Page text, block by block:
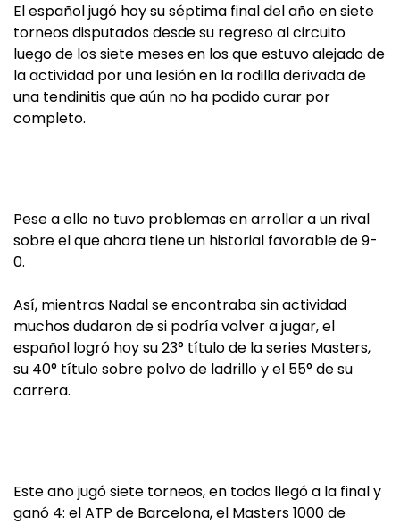
El español jugó hoy su séptima final del año en siete
torneos disputados desde su regreso al circuito
luego de los siete meses en los que estuvo alejado de
la actividad por una lesión en la rodilla derivada de
una tendinitis que aún no ha podido curar por
completo.
Pese a ello no tuvo problemas en arrollar a un rival
sobre el que ahora tiene un historial favorable de 9-
0.
Así, mientras Nadal se encontraba sin actividad
muchos dudaron de si podría volver a jugar, el
español logró hoy su 23° título de la series Masters,
su 40° título sobre polvo de ladrillo y el 55° de su
carrera.
Este año jugó siete torneos, en todos llegó a la final y
ganó 4: el ATP de Barcelona, el Masters 1000 de